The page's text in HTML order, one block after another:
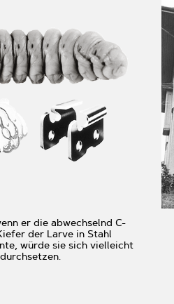
er die abwechselnd C-
der Larve in Stahl
würde sie sich vielleicht
durchsetzen.